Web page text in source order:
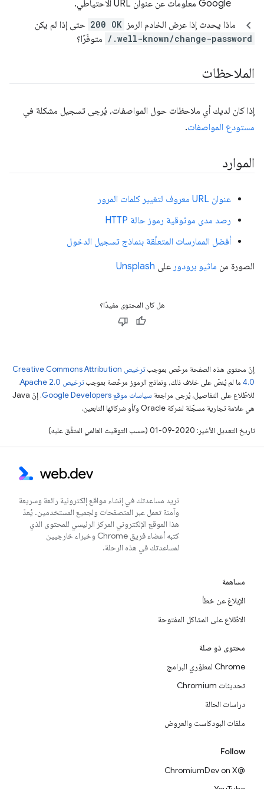
Google معلومات عن عنوان URL الاحتياطي.
ماذا يحدث إذا عرض الخادم الرمز 200 OK حتى إذا لم يكن
/.well-known/change-password متوفّرًا؟
الملاحظات
إذا كان لديك أي ملاحظات حول المواصفات، يُرجى تسجيل مشكلة في
مستودع المواصفات.
الموارد
عنوان URL معروف لتغيير كلمات المرور
رصد مدى موثوقية رموز حالة HTTP
أفضل الممارسات المتعلّقة بنماذج تسجيل الدخول
الصورة من ماثيو برودور على Unsplash
هل كان المحتوى مفيدًا؟
إنّ محتوى هذه الصفحة مرخّص بموجب
ترخيص Creative Commons Attribution
4.0‏ ما لم يُنصّ على خلاف ذلك، ونماذج الرموز مرخّصة بموجبترخيص Apache 2.0‏
.
للاطّلاع على التفاصيل، يُرجى مراجعة سياسات موقع Google Developers‏
. إنّ Java
هي علامة تجارية مسجَّلة لشركة Oracle و/أو شركائها التابعين.
تاريخ التعديل الأخير: 2020-09-01 (حسب التوقيت العالمي المتفَّق عليه)
نريد مساعدتك في إنشاء مواقع إلكترونية رائعة وسريعة
وآمنة تعمل عبر المتصفحات ولجميع المستخدمين. يُعدّ
هذا الموقع الإلكتروني المركز الرئيسي للمحتوى الذي
كتبه أعضاء فريق Chrome وخبراء خارجيين
لمساعدتك في هذه الرحلة.
مساهمة
الإبلاغ عن خطأ
الاطّلاع على المشاكل المفتوحة
محتوى ذو صلة
Chrome لمطوّري البرامج
تحديثات Chromium
دراسات الحالة
ملفات البودكاست والعروض
Follow
@ChromiumDev on X